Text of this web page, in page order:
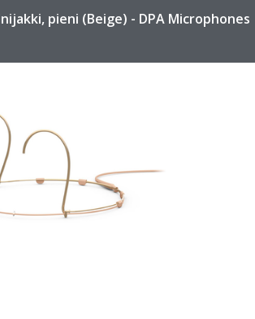
pieni (Beige) - DPA Microphones